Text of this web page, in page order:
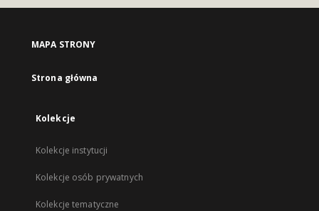
MAPA STRONY
Strona główna
Kolekcje
Kolekcje instytucji
Kolekcje osób prywatnych
Kolekcje tematyczne